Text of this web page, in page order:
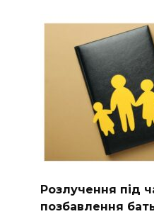
Розлучення під
позбавлення